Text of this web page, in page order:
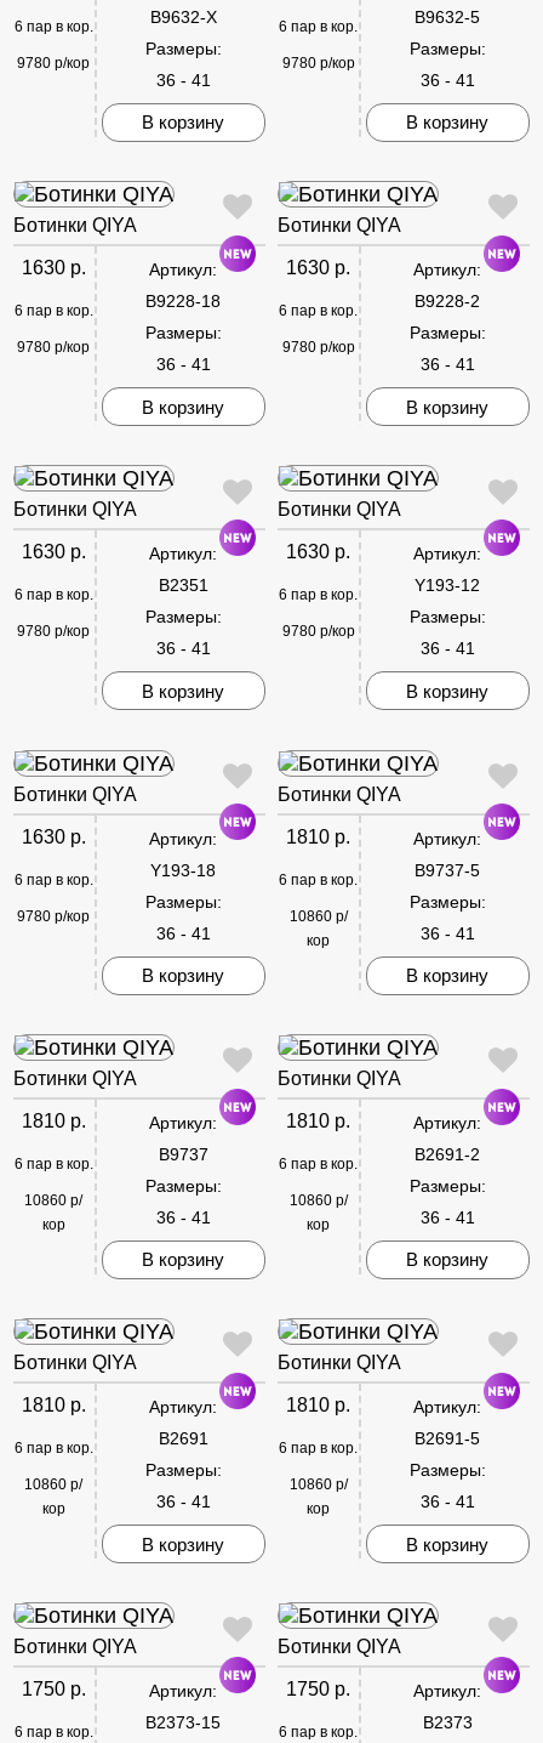
6 пар в кор.
9780 р/кор
B9632-X
Размеры:
36 - 41
В корзину
6 пар в кор.
9780 р/кор
B9632-5
Размеры:
36 - 41
В корзину
Ботинки QIYA
1630 р.
6 пар в кор.
9780 р/кор
Артикул:
B9228-18
Размеры:
36 - 41
В корзину
Ботинки QIYA
1630 р.
6 пар в кор.
9780 р/кор
Артикул:
B9228-2
Размеры:
36 - 41
В корзину
Ботинки QIYA
1630 р.
6 пар в кор.
9780 р/кор
Артикул:
B2351
Размеры:
36 - 41
В корзину
Ботинки QIYA
1630 р.
6 пар в кор.
9780 р/кор
Артикул:
Y193-12
Размеры:
36 - 41
В корзину
Ботинки QIYA
1630 р.
6 пар в кор.
9780 р/кор
Артикул:
Y193-18
Размеры:
36 - 41
В корзину
Ботинки QIYA
1810 р.
6 пар в кор.
10860 р/
кор
Артикул:
B9737-5
Размеры:
36 - 41
В корзину
Ботинки QIYA
1810 р.
6 пар в кор.
10860 р/
кор
Артикул:
B9737
Размеры:
36 - 41
В корзину
Ботинки QIYA
1810 р.
6 пар в кор.
10860 р/
кор
Артикул:
B2691-2
Размеры:
36 - 41
В корзину
Ботинки QIYA
1810 р.
6 пар в кор.
10860 р/
кор
Артикул:
B2691
Размеры:
36 - 41
В корзину
Ботинки QIYA
1810 р.
6 пар в кор.
10860 р/
кор
Артикул:
B2691-5
Размеры:
36 - 41
В корзину
Ботинки QIYA
1750 р.
6 пар в кор.
Артикул:
B2373-15
Ботинки QIYA
1750 р.
6 пар в кор.
Артикул:
B2373